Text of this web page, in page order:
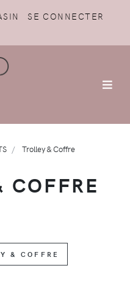
SE CONNECTER
Trolley & Coffre
COFFRE
& COFFRE